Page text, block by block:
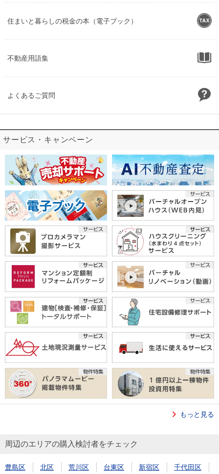
住まいと暮らしの税金の本（電子ブック）
不動産用語集
よくあるご質問
サービス・キャンペーン
もっと見る
周辺のエリアの購入検討者をチェック
豊島区 北区 荒川区 台東区 新宿区
千代田区